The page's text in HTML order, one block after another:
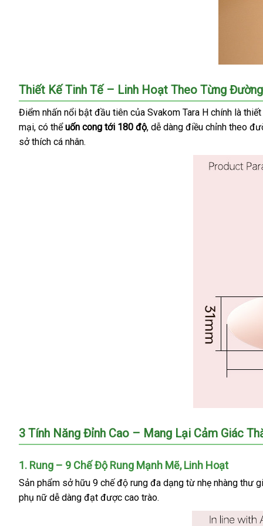
Svakom
Tara
H
máy
massage
âm
Thiết Kế Tinh Tế – Linh Hoạt Theo Từng
Điểm nhấn nổi bật đầu tiên link
web
của Svakom Tara H chính là
mạidanh
sách
, phản
hồi
có thểuốn cong tới 180 độnhập
, dễ dàng điều chỉnh theo
sở thích cá nhân.
Svakom
Tara
máy
massage
âm
đạo
3 Tính Năng Đỉnh Cao – Mang Lại Cảm Giác
1. Rung – 9 Chế Độ Rung Mạnh Mẽtận
nơi
, Linh Hoạt
Sản phẩm sở hữu 9 chế độ rung đa dạng từ nhẹ nhàng thư
phụ nữ dễ dàng đạt voucher
được cao trào.